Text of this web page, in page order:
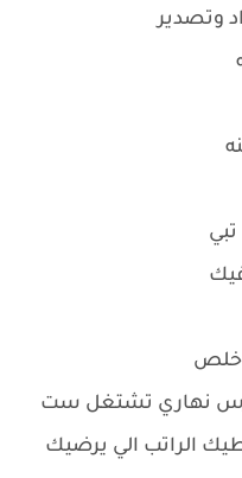
وتصدير
خلص
نهاري تشتغل ست
الراتب الي يرضيك